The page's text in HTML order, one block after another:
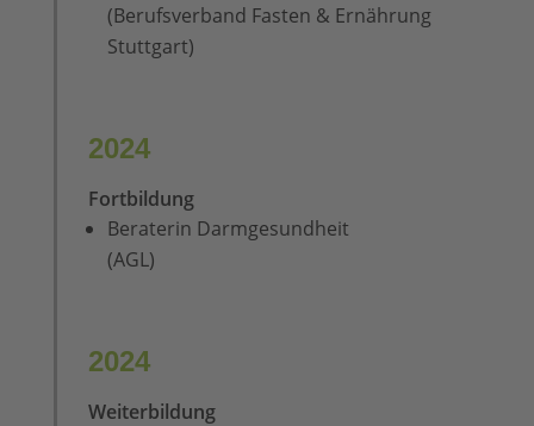
(Berufsverband Fasten & Ernährung
Stuttgart)
2024
Fortbildung
Beraterin Darmgesundheit
(AGL)
2024
Weiterbildung